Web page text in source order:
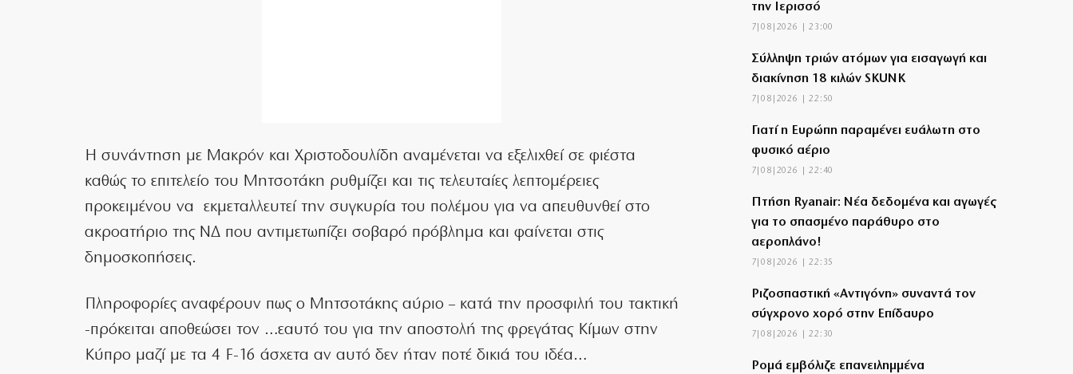
Η συνάντηση με Μακρόν και Χριστοδουλίδη αναμένεται να εξελιχθεί σε φιέστα
καθώς το επιτελείο του Μητσοτάκη ρυθμίζει και τις τελευταίες λεπτομέρειες
προκειμένου να εκμεταλλευτεί την συγκυρία του πολέμου για να απευθυνθεί στο
ακροατήριο της ΝΔ που αντιμετωπίζει σοβαρό πρόβλημα και φαίνεται στις
δημοσκοπήσεις.
Πληροφορίες αναφέρουν πως ο Μητσοτάκης αύριο – κατά την προσφιλή του τακτική
-πρόκειται αποθεώσει τον …εαυτό του για την αποστολή της φρεγάτας Κίμων στην
Κύπρο μαζί με τα 4 F-16 άσχετα αν αυτό δεν ήταν ποτέ δικιά του ιδέα…
την Ιερισσό
7|08|2026 | 23:00
Σύλληψη τριών ατόμων για εισαγωγή και
διακίνηση 18 κιλών SKUNK
7|08|2026 | 22:50
Γιατί η Ευρώπη παραμένει ευάλωτη στο
φυσικό αέριο
7|08|2026 | 22:40
Πτήση Ryanair: Νέα δεδομένα και αγωγές
για το σπασμένο παράθυρο στο
αεροπλάνο!
7|08|2026 | 22:35
Ριζοσπαστική «Αντιγόνη» συναντά τον
σύγχρονο χορό στην Επίδαυρο
7|08|2026 | 22:30
Ρομά εμβόλιζε επανειλημμένα